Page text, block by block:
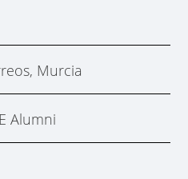
Murcia
Alumni